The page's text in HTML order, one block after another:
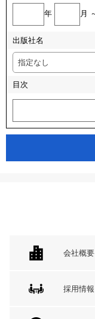
年 月
出版社名
目次
会社概要
採用情報